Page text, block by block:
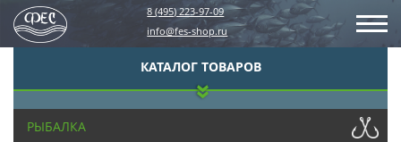
8 (495) 223-97-09
info@fes-shop.ru
КАТАЛОГ ТОВАРОВ
РЫБАЛКА